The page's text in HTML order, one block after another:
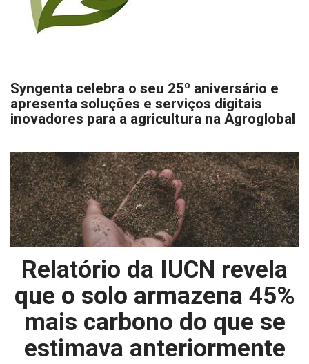
Syngenta celebra o seu 25º aniversário e
apresenta soluções e serviços digitais
inovadores para a agricultura na Agroglobal
Relatório da IUCN revela
que o solo armazena 45%
mais carbono do que se
estimava anteriormente